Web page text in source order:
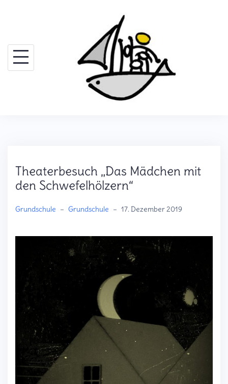
Theaterbesuch „Das Mädchen mit
den Schwefelhölzern“
Grundschule – Grundschule – 17. Dezember 2019